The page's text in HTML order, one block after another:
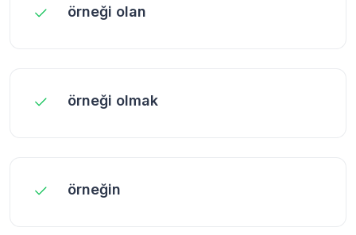
örneği olan
örneği olmak
örneğin